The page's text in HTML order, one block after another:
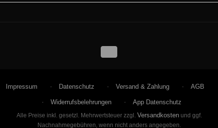
Impressum Datenschutz Versand & Zahlung AGB
Widerrufsbelehrungen App Datenschutz
Alle Preise inkl. gesetzl. Mehrwertsteuer zzgl. Versandkostenund ggf.
Nachnahmegebühren, wenn nicht anders angegeben.